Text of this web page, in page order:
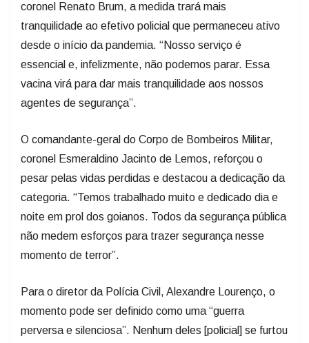
coronel Renato Brum, a medida trará mais
tranquilidade ao efetivo policial que permaneceu ativo
desde o início da pandemia. “Nosso serviço é
essencial e, infelizmente, não podemos parar. Essa
vacina virá para dar mais tranquilidade aos nossos
agentes de segurança”.
O comandante-geral do Corpo de Bombeiros Militar,
coronel Esmeraldino Jacinto de Lemos, reforçou o
pesar pelas vidas perdidas e destacou a dedicação da
categoria. “Temos trabalhado muito e dedicado dia e
noite em prol dos goianos. Todos da segurança pública
não medem esforços para trazer segurança nesse
momento de terror”.
Para o diretor da Polícia Civil, Alexandre Lourenço, o
momento pode ser definido como uma “guerra
perversa e silenciosa”. Nenhum deles [policial] se furtou